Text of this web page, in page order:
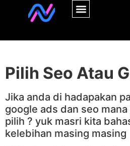
Pilih Seo Atau
Jika anda di hadapakan
google ads dan seo
pilih ? yuk masri kita
kelebihan masing masing